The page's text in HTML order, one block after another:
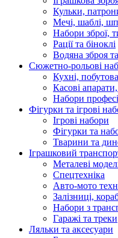
Кульки,
Мечі, шаблі,
Набори зброї,
Рації та біноклі
Водяна зброя
Сюжетно-рольові
Кухні,
Касові
Набори
Фігурки та ігрові
Ігрові набори
Фігурки та
Тварини та
Іграшковий
Металеві
Спецтехніка
Авто-мото
Залізниці,
Набори з
Гаражі та треки
Ляльки та аксесуари